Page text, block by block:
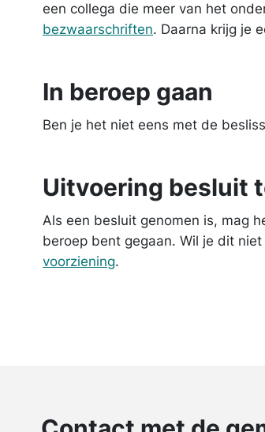
een collega die meer van het
bezwaarschriften. Daarna krijg je
In beroep gaan
Ben je het niet eens met de
Uitvoering besluit
Als een besluit genomen is, mag
beroep bent gegaan. Wil je dit
voorziening.